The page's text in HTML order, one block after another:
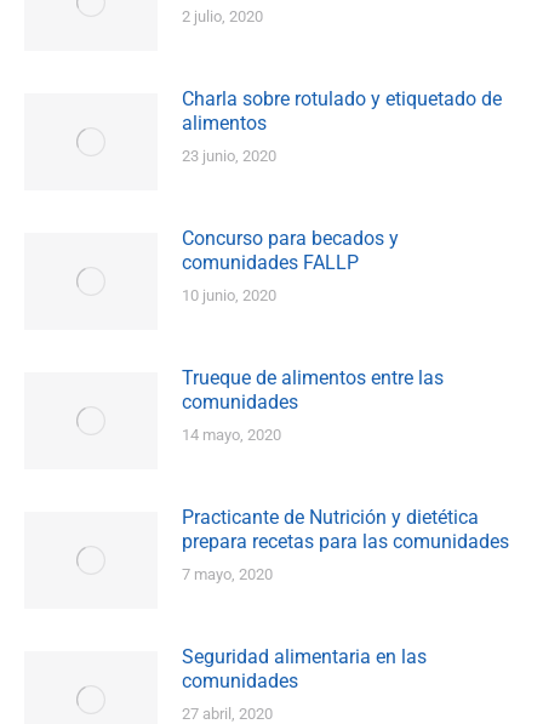
2 julio, 2020
Charla sobre rotulado y etiquetado de
alimentos
23 junio, 2020
Concurso para becados y
comunidades FALLP
10 junio, 2020
Trueque de alimentos entre las
comunidades
14 mayo, 2020
Practicante de Nutrición y dietética
prepara recetas para las comunidades
7 mayo, 2020
Seguridad alimentaria en las
comunidades
27 abril, 2020